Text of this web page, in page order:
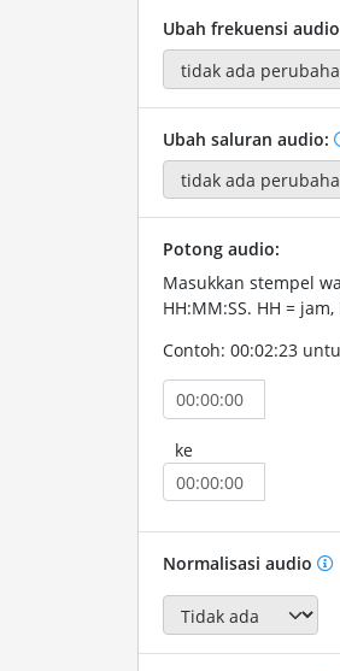
Ubah frekuensi
Ubah saluran audio:
Potong audio:
Masukkan stempel
HH:MM:SS. HH =
Contoh: 00:02:23
ke
Normalisasi audio